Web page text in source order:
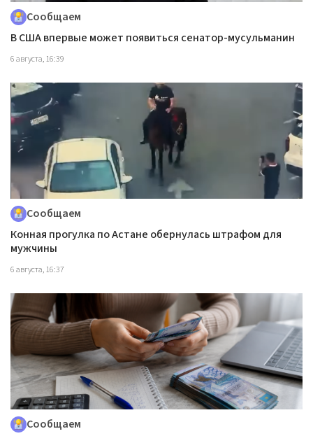
Сообщаем
В США впервые может появиться сенатор-мусульманин
6 августа, 16:39
Сообщаем
Конная прогулка по Астане обернулась штрафом для
мужчины
6 августа, 16:37
Сообщаем